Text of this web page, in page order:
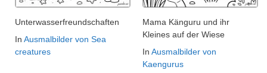
Unterwasserfreundschaften
In Ausmalbilder von Sea
creatures
Mama Känguru und ihr
Kleines auf der Wiese
In Ausmalbilder von
Kaengurus